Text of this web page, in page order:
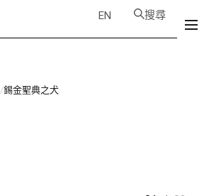
EN 搜尋
/錫金聖典之犬